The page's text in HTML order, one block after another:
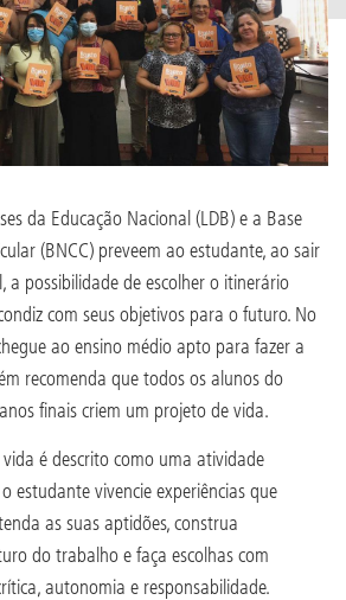
da Educação Nacional (LDB) e a Base
(BNCC) preveem ao estudante, ao sair
a possibilidade de escolher o itinerário
com seus objetivos para o futuro. No
ao ensino médio apto para fazer a
recomenda que todos os alunos do
finais criem um projeto de vida.
é descrito como uma atividade
estudante vivencie experiências que
as suas aptidões, construa
do trabalho e faça escolhas com
autonomia e responsabilidade.